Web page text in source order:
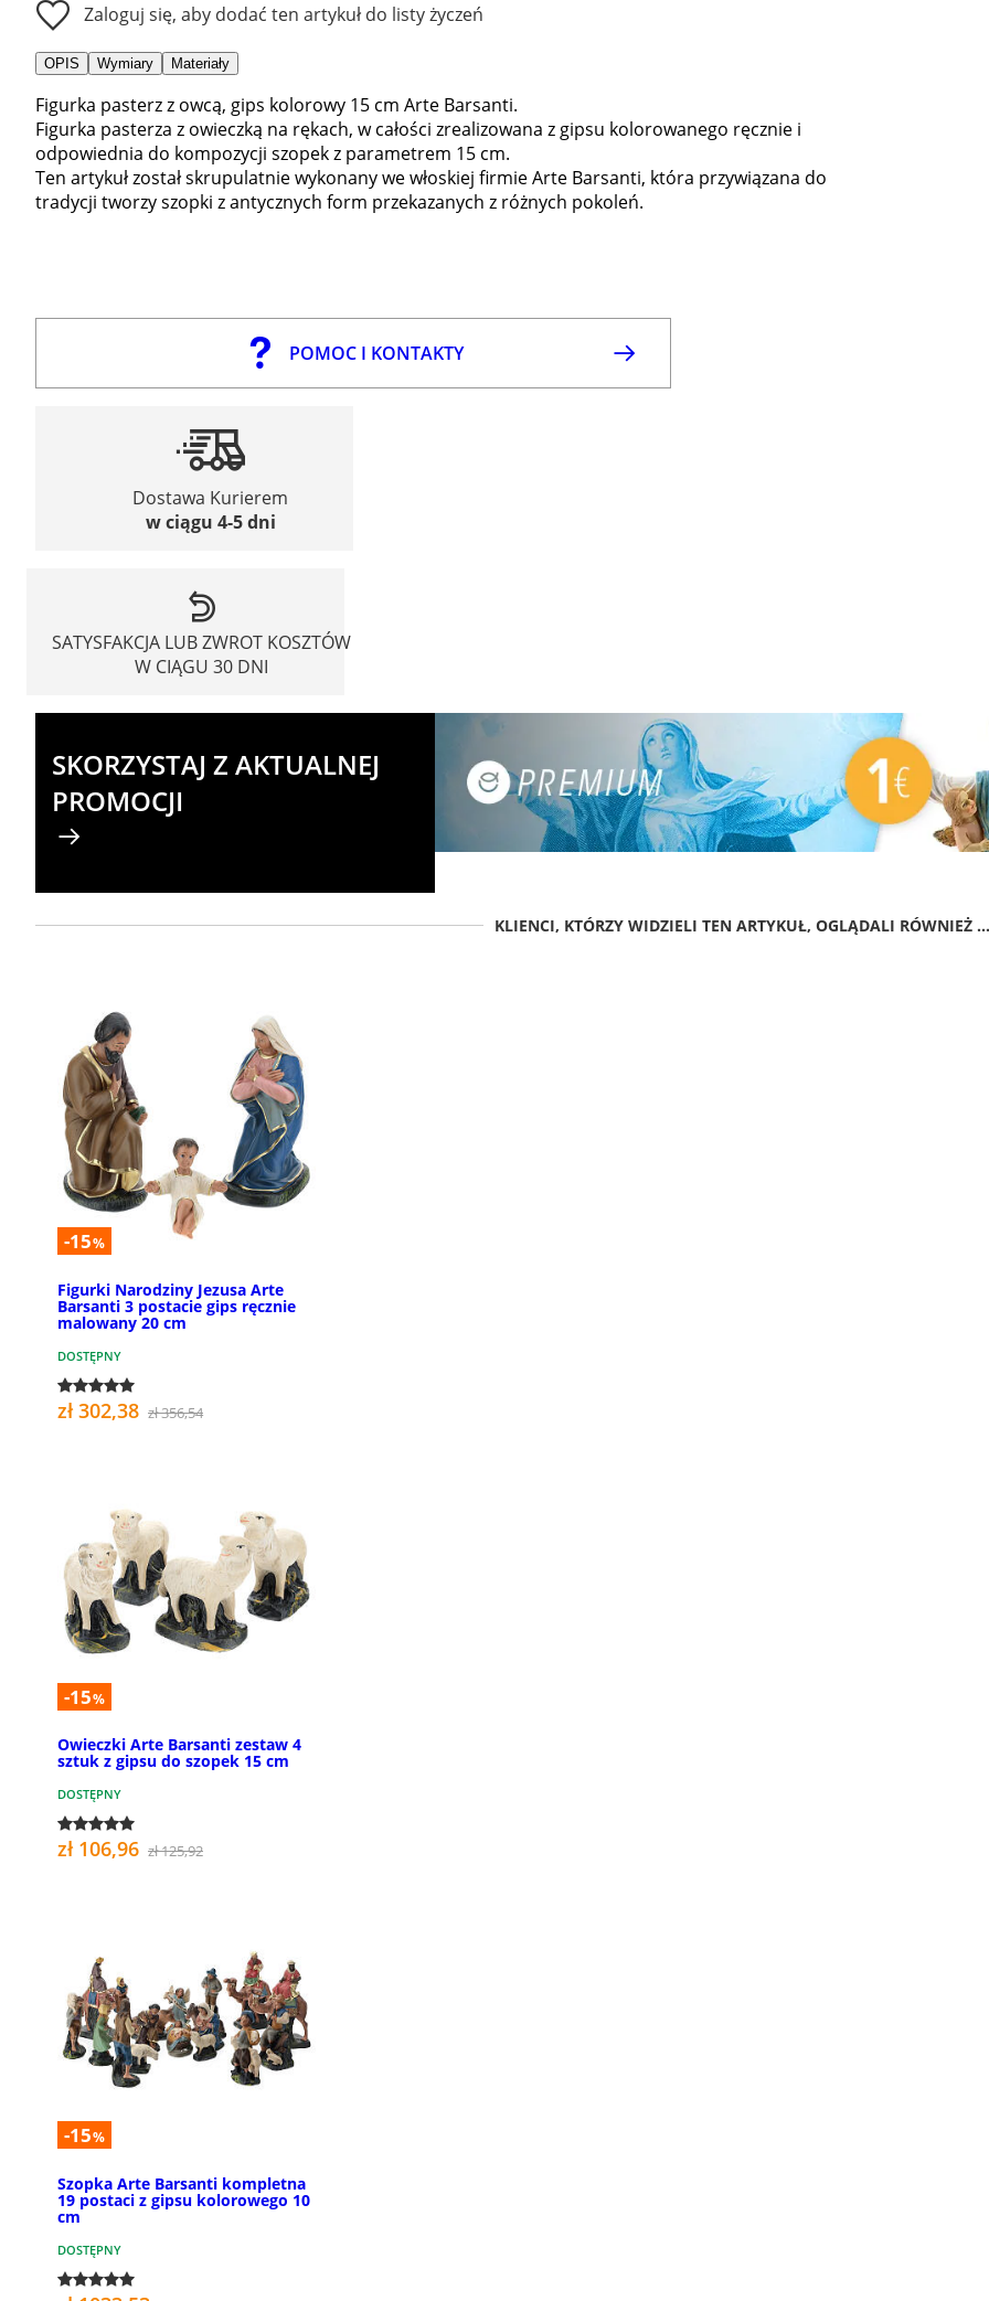
Zaloguj się, aby dodać ten artykuł do listy życzeń
OPIS Wymiary Materiały
Figurka pasterz z owcą, gips kolorowy 15 cm Arte Barsanti.
Figurka pasterza z owieczką na rękach, w całości zrealizowana z gipsu kolorowanego ręcznie i
odpowiednia do kompozycji szopek z parametrem 15 cm.
Ten artykuł został skrupulatnie wykonany we włoskiej firmie Arte Barsanti, która przywiązana do
tradycji tworzy szopki z antycznych form przekazanych z różnych pokoleń.
POMOC I KONTAKTY
Dostawa Kurierem
w ciągu 4-5 dni
SATYSFAKCJA LUB ZWROT KOSZTÓW
W CIĄGU 30 DNI
SKORZYSTAJ Z AKTUALNEJ
PROMOCJI
KLIENCI, KTÓRZY WIDZIELI TEN ARTYKUŁ, OGLĄDALI RÓWNIEŻ ...
-15%
Figurki Narodziny Jezusa Arte
Barsanti 3 postacie gips ręcznie
malowany 20 cm
DOSTĘPNY
zł 302,38 zł 356,54
-15%
Owieczki Arte Barsanti zestaw 4
sztuk z gipsu do szopek 15 cm
DOSTĘPNY
zł 106,96 zł 125,92
-15%
Szopka Arte Barsanti kompletna
19 postaci z gipsu kolorowego 10
cm
DOSTĘPNY